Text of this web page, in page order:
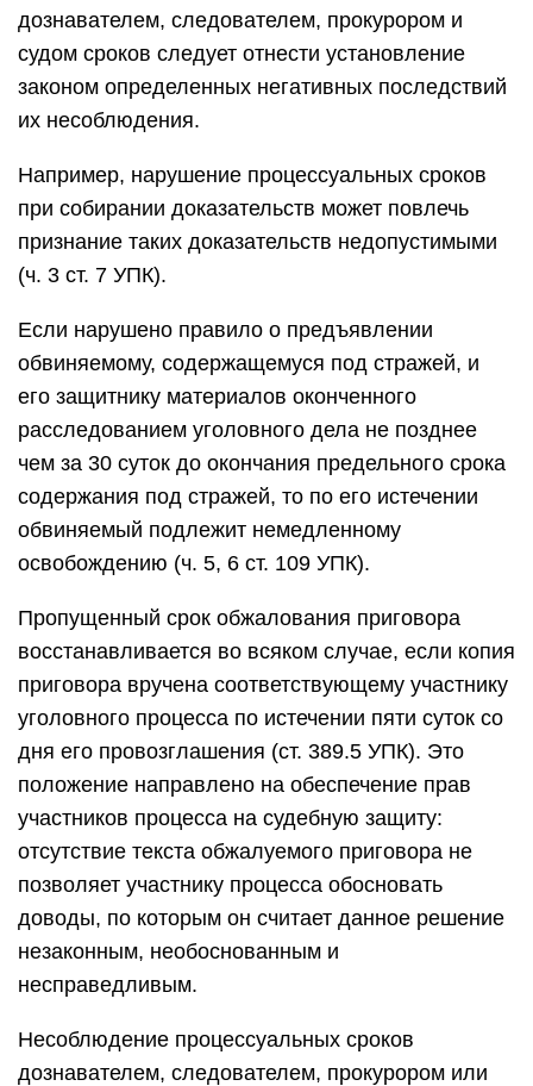
дознавателем, следователем, прокурором и
судом сроков следует отнести установление
законом определенных негативных последствий
их несоблюдения.
Например, нарушение процессуальных сроков
при собирании доказательств может повлечь
признание таких доказательств недопустимыми
(ч. 3 ст. 7 УПК).
Если нарушено правило о предъявлении
обвиняемому, содержащемуся под стражей, и
его защитнику материалов оконченного
расследованием уголовного дела не позднее
чем за 30 суток до окончания предельного срока
содержания под стражей, то по его истечении
обвиняемый подлежит немедленному
освобождению (ч. 5, 6 ст. 109 УПК).
Пропущенный срок обжалования приговора
восстанавливается во всяком случае, если копия
приговора вручена соответствующему участнику
уголовного процесса по истечении пяти суток со
дня его провозглашения (ст. 389.5 УПК). Это
положение направлено на обеспечение прав
участников процесса на судебную защиту:
отсутствие текста обжалуемого приговора не
позволяет участнику процесса обосновать
доводы, по которым он считает данное решение
незаконным, необоснованным и
несправедливым.
Несоблюдение процессуальных сроков
дознавателем, следователем, прокурором или